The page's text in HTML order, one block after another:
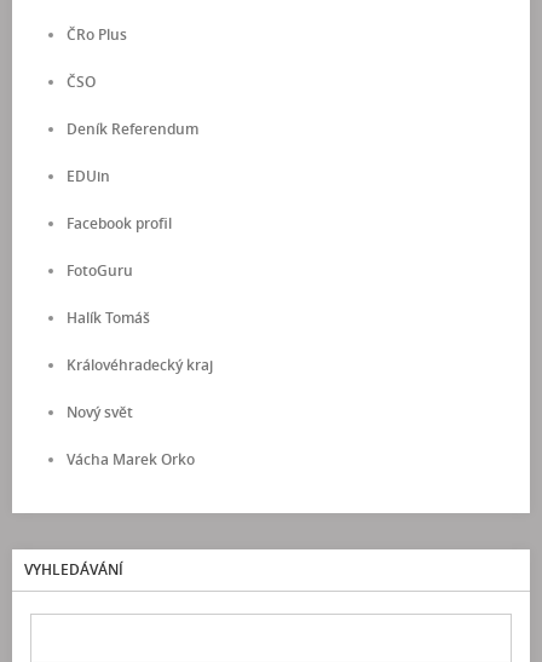
ČRo Plus
ČSO
Deník Referendum
EDUin
Facebook profil
FotoGuru
Halík Tomáš
Královéhradecký kraj
Nový svět
Vácha Marek Orko
VYHLEDÁVÁNÍ